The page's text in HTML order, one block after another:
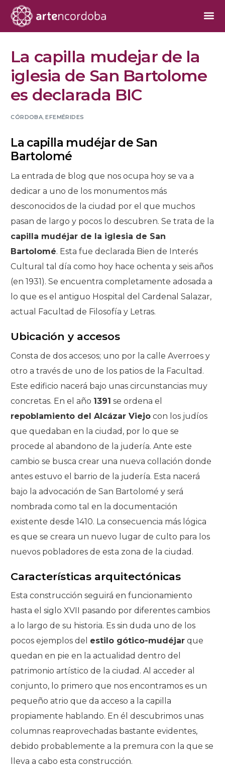
La capilla mudejar de la
iglesia de San Bartolome
es declarada BIC
CÓRDOBA ,EFEMÉRIDES
La capilla mudéjar de San
Bartolomé
La entrada de blog que nos ocupa hoy se va a
dedicar a uno de los monumentos más
desconocidos de la ciudad por el que muchos
pasan de largo y pocos lo descubren. Se trata de la
capilla mudéjar de la iglesia de San
Bartolomé. Esta fue declarada Bien de Interés
Cultural tal día como hoy hace ochenta y seis años
(en 1931). Se encuentra completamente adosada a
lo que es el antiguo Hospital del Cardenal Salazar,
actual Facultad de Filosofía y Letras.
Ubicación y accesos
Consta de dos accesos; uno por la calle Averroes y
otro a través de uno de los patios de la Facultad.
Este edificio nacerá bajo unas circunstancias muy
concretas. En el año 1391 se ordena el
repoblamiento del Alcázar Viejo con los judíos
que quedaban en la ciudad, por lo que se
procede al abandono de la judería. Ante este
cambio se busca crear una nueva collación donde
antes estuvo el barrio de la judería. Esta nacerá
bajo la advocación de San Bartolomé y será
nombrada como tal en la documentación
existente desde 1410. La consecuencia más lógica
es que se creara un nuevo lugar de culto para los
nuevos pobladores de esta zona de la ciudad.
Características arquitectónicas
Esta construcción seguirá en funcionamiento
hasta el siglo XVII pasando por diferentes cambios
a lo largo de su historia. Es sin duda uno de los
pocos ejemplos del estilo gótico-mudéjar que
quedan en pie en la actualidad dentro del
patrimonio artístico de la ciudad. Al acceder al
conjunto, lo primero que nos encontramos es un
pequeño atrio que da acceso a la capilla
propiamente hablando. En él descubrimos unas
columnas reaprovechadas bastante evidentes,
debido probablemente a la premura con la que se
lleva a cabo esta construcción.